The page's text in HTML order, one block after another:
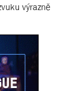
výrazně